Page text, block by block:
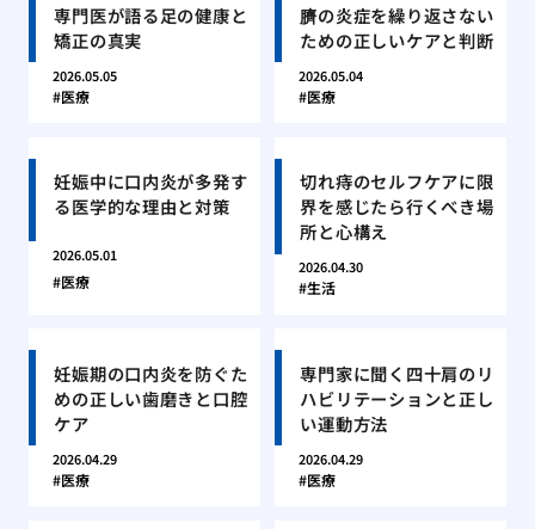
専門医が語る足の健康と
矯正の真実
2026.05.05
医療
臍の炎症を繰り返さない
ための正しいケアと判断
2026.05.04
医療
妊娠中に口内炎が多発す
る医学的な理由と対策
2026.05.01
医療
切れ痔のセルフケアに限
界を感じたら行くべき場
所と心構え
2026.04.30
生活
妊娠期の口内炎を防ぐた
めの正しい歯磨きと口腔
ケア
2026.04.29
医療
専門家に聞く四十肩のリ
ハビリテーションと正し
い運動方法
2026.04.29
医療